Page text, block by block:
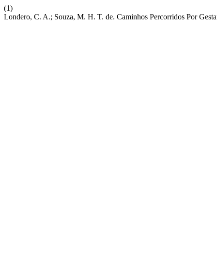
(1)
Londero, C. A.; Souza, M. H. T. de. Caminhos Percorridos Por